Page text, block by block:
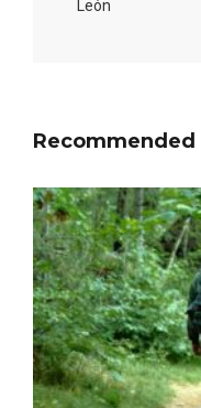
León
Recommended
Arribes